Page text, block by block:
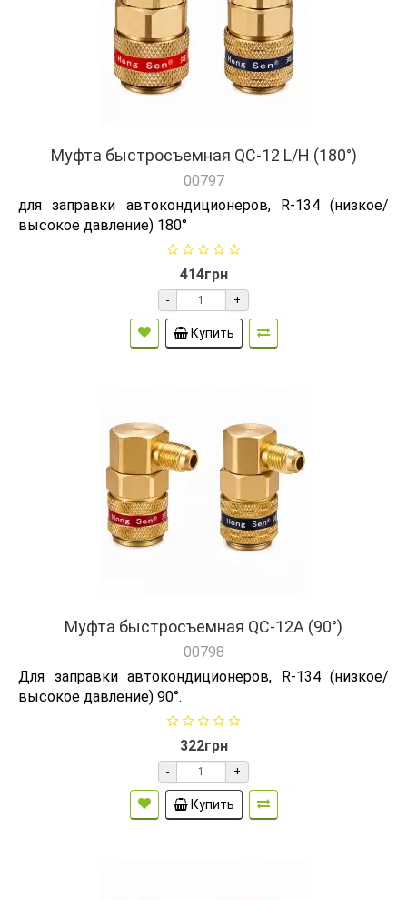
Муфта быстросъемная QC-12 L/H (180°)
00797
для заправки автокондиционеров, R-134 (низкое/
высокое давление) 180°
414грн
- +
Купить
Муфта быстросъемная QC-12А (90°)
00798
Для заправки автокондиционеров, R-134 (низкое/
высокое давление) 90°.
322грн
- +
Купить